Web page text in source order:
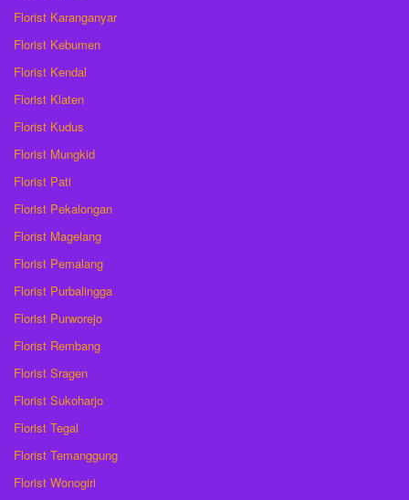
Florist Karanganyar
Florist Kebumen
Florist Kendal
Florist Klaten
Florist Kudus
Florist Mungkid
Florist Pati
Florist Pekalongan
Florist Magelang
Florist Pemalang
Florist Purbalingga
Florist Purworejo
Florist Rembang
Florist Sragen
Florist Sukoharjo
Florist Tegal
Florist Temanggung
Florist Wonogiri